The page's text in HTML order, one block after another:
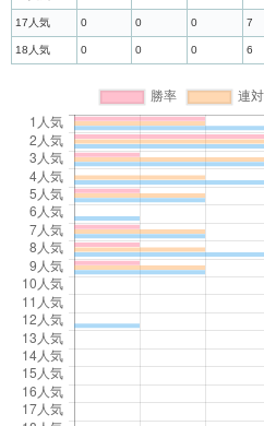
17人気 0 0 0 7
18人気 0 0 0 6